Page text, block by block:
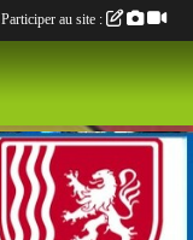
Participer au site :